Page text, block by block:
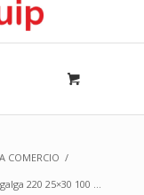
COMERCIO /
220 25×30 100 ...